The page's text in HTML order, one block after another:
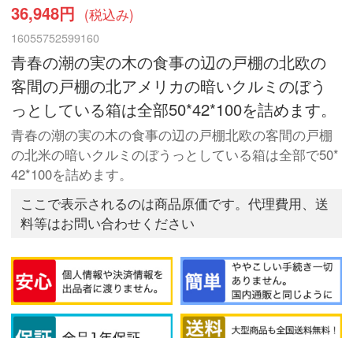
36,948円 (税込み)
16055752599160
青春の潮の実の木の食事の辺の戸棚の北欧の
客間の戸棚の北アメリカの暗いクルミのぼう
っとしている箱は全部50*42*100を詰めます。
青春の潮の実の木の食事の辺の戸棚北欧の客間の戸棚
の北米の暗いクルミのぼうっとしている箱は全部で50*
42*100を詰めます。
ここで表示されるのは商品原価です。代理費用、送
料等はお問い合わせください